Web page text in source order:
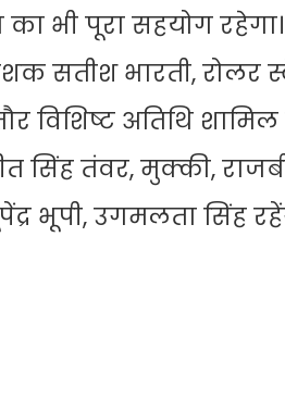
भी पूरा सहयोग रहेगा।
सतीश भारती, रोलर
अतिथि शामिल
तंवर, मुक्की,
भूपी, उगमलता सिंह